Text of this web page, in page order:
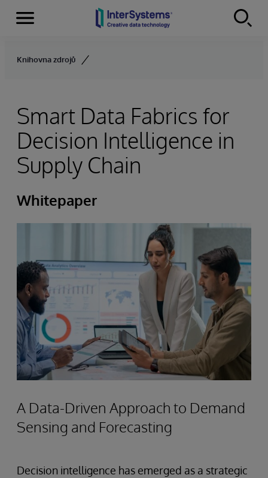
Skip to content
Menu
Knihovna zdrojů
Smart Data Fabrics for
Decision Intelligence in
Supply Chain
Whitepaper
A Data-Driven Approach to Demand
Sensing and Forecasting
Decision intelligence has emerged as a strategic